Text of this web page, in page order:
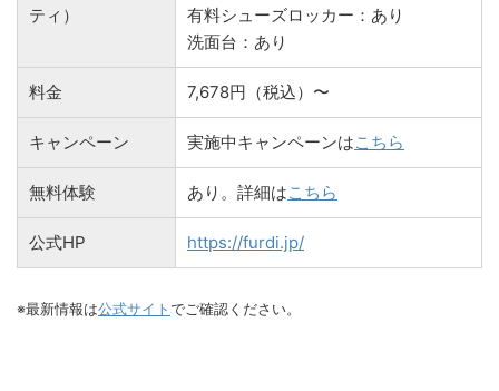
ティ）
有料シューズロッカー：あり
洗面台：あり
料金 7,678円（税込）〜
キャンペーン 実施中キャンペーンはこちら
無料体験 あり。詳細はこちら
公式HP https://furdi.jp/
※最新情報は公式サイト でご確認ください。